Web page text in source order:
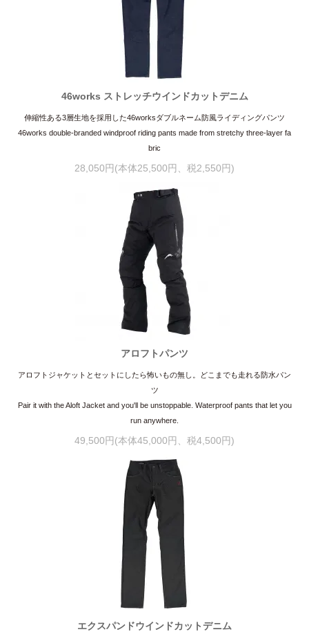
46works ストレッチウインドカットデニム
伸縮性ある3層生地を採用した46worksダブルネーム防風ライディングパンツ
46works double-branded windproof riding pants made from stretchy three-layer fa
bric
28,050円(本体25,500円、税2,550円)
アロフトパンツ
アロフトジャケットとセットにしたら怖いもの無し。どこまでも走れる防水パン
ツ
Pair it with the Aloft Jacket and you'll be unstoppable. Waterproof pants that let you
run anywhere.
49,500円(本体45,000円、税4,500円)
エクスパンドウインドカットデニム